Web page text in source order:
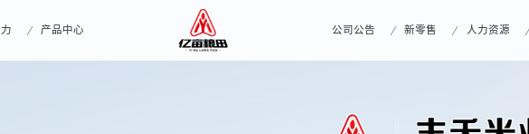
产品中心 公司公告 新零售 人力资源